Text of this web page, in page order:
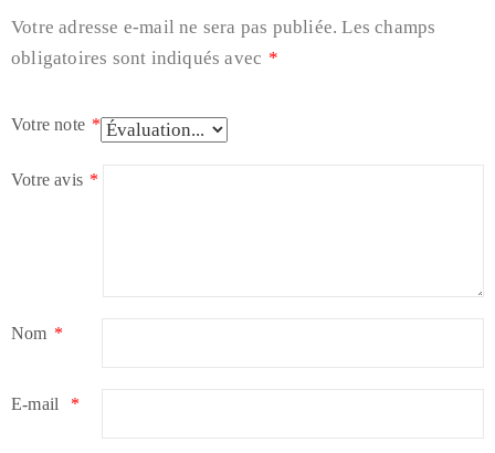
Votre adresse e-mail ne sera pas publiée. Les champs
obligatoires sont indiqués avec *
Votre note *
Votre avis *
Nom *
E-mail *